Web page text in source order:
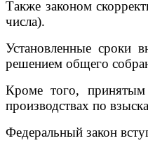
Также законом
числа).
Установленные сроки
решением общего
Кроме того,
производствах по
Федеральный закон